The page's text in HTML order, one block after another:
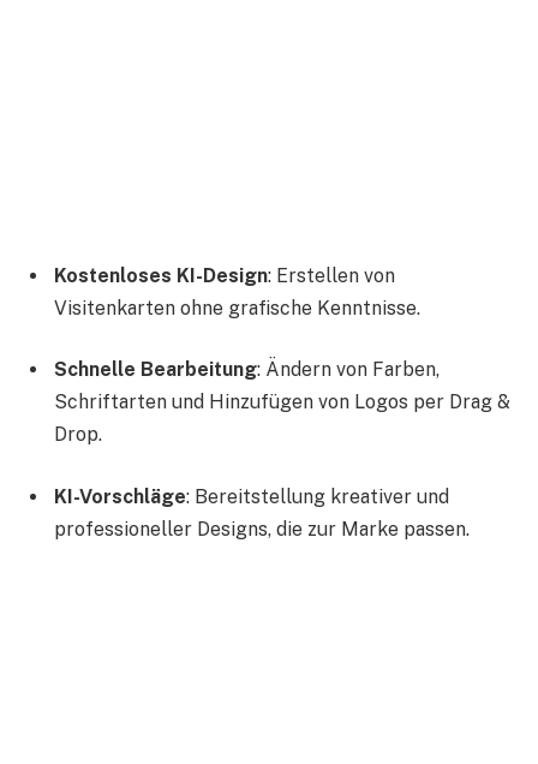
Kostenloses KI-Design: Erstellen von
Visitenkarten ohne grafische Kenntnisse.
Schnelle Bearbeitung: Ändern von Farben,
Schriftarten und Hinzufügen von Logos per Drag &
Drop.
KI-Vorschläge: Bereitstellung kreativer und
professioneller Designs, die zur Marke passen.